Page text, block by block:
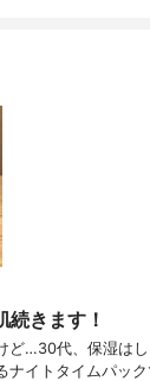
続きます！
ど…30代、保湿は
ナイトタイムパッ